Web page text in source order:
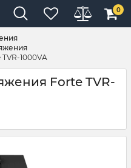
0
1000VA
Forte TVR-